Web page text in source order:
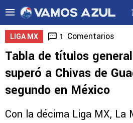
LIGA MX 1 Comentarios
Tabla de títulos
superó a Chivas de
segundo en México
Con la décima Liga MX, La